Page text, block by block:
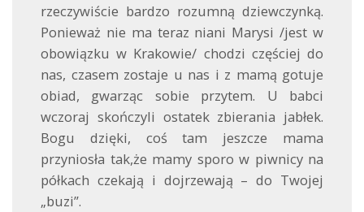
rzeczywiście bardzo rozumną dziewczynką.
Ponieważ nie ma teraz niani Marysi /jest w
obowiązku w Krakowie/ chodzi częściej do
nas, czasem zostaje u nas i z mamą gotuje
obiad, gwarząc sobie przytem. U babci
wczoraj skończyli ostatek zbierania jabłek.
Bogu dzięki, coś tam jeszcze mama
przyniosła tak,że mamy sporo w piwnicy na
półkach czekają i dojrzewają – do Twojej
„buzi”.